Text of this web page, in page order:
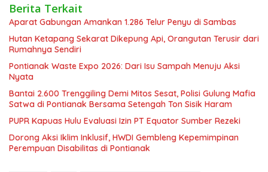
Berita Terkait
Aparat Gabungan Amankan 1.286 Telur Penyu di Sambas
Hutan Ketapang Sekarat Dikepung Api, Orangutan Terusir dari
Rumahnya Sendiri
Pontianak Waste Expo 2026: Dari Isu Sampah Menuju Aksi
Nyata
Bantai 2.600 Trenggiling Demi Mitos Sesat, Polisi Gulung Mafia
Satwa di Pontianak Bersama Setengah Ton Sisik Haram
PUPR Kapuas Hulu Evaluasi Izin PT Equator Sumber Rezeki
Dorong Aksi Iklim Inklusif, HWDI Gembleng Kepemimpinan
Perempuan Disabilitas di Pontianak